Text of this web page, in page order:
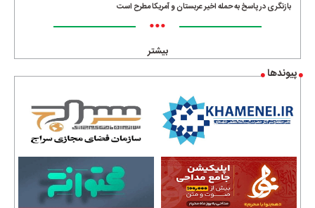
بازنگری در پاسخ به حمله اخیر عربستان و آمریکا مطرح است
•••
بیشتر
پیوندها